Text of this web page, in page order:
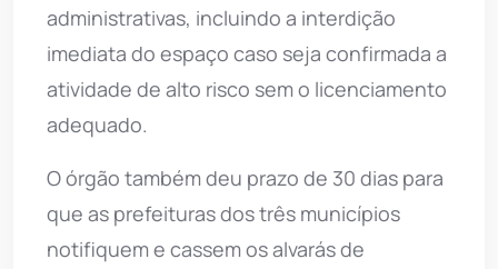
administrativas, incluindo a interdição
imediata do espaço caso seja confirmada a
atividade de alto risco sem o licenciamento
adequado.
O órgão também deu prazo de 30 dias para
que as prefeituras dos três municípios
notifiquem e cassem os alvarás de